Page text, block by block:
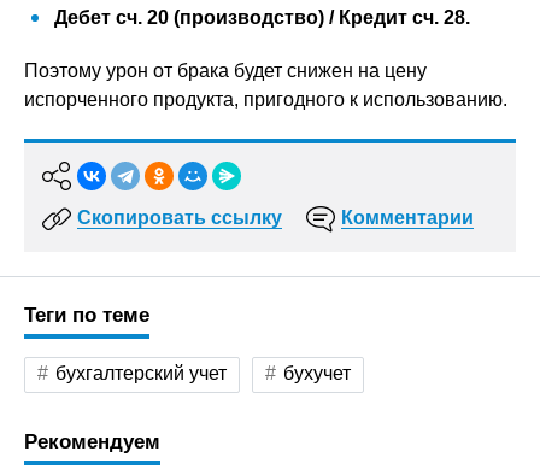
Дебет сч. 20 (производство) / Кредит сч. 28.
Поэтому урон от брака будет снижен на цену
испорченного продукта, пригодного к использованию.
Скопировать ссылку Комментарии
Теги по теме
бухгалтерский учет бухучет
Рекомендуем